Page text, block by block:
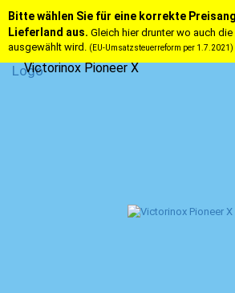
Bitte wählen Sie für eine korrekte
Lieferland aus. Gleich hier drunter wo auch
ausgewählt wird. (EU-Umsatzsteuerreform per 1.7.2021)
Victorinox Pioneer X